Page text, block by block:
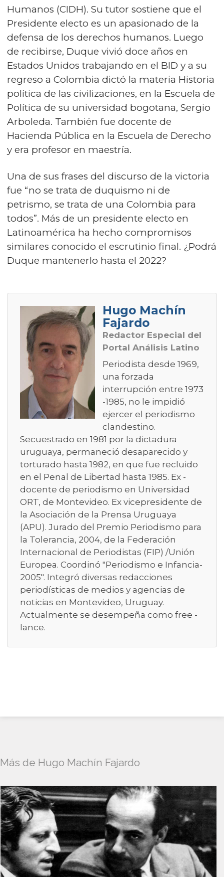
Humanos (CIDH). Su tutor sostiene que el
Presidente electo es un apasionado de la
defensa de los derechos humanos. Luego
de recibirse, Duque vivió doce años en
Estados Unidos trabajando en el BID y a su
regreso a Colombia dictó la materia Historia
política de las civilizaciones, en la Escuela de
Política de su universidad bogotana, Sergio
Arboleda. También fue docente de
Hacienda Pública en la Escuela de Derecho
y era profesor en maestría.
Una de sus frases del discurso de la victoria
fue “no se trata de duquismo ni de
petrismo, se trata de una Colombia para
todos”. Más de un presidente electo en
Latinoamérica ha hecho compromisos
similares conocido el escrutinio final. ¿Podrá
Duque mantenerlo hasta el 2022?
Hugo Machín
Fajardo
Redactor Especial del
Portal Análisis Latino
Periodista desde 1969,
una forzada
interrupción entre 1973
-1985, no le impidió
ejercer el periodismo
clandestino.
Secuestrado en 1981 por la dictadura
uruguaya, permaneció desaparecido y
torturado hasta 1982, en que fue recluido
en el Penal de Libertad hasta 1985. Ex -
docente de periodismo en Universidad
ORT, de Montevideo. Ex vicepresidente de
la Asociación de la Prensa Uruguaya
(APU). Jurado del Premio Periodismo para
la Tolerancia, 2004, de la Federación
Internacional de Periodistas (FIP) /Unión
Europea. Coordinó "Periodismo e Infancia-
2005". Integró diversas redacciones
periodísticas de medios y agencias de
noticias en Montevideo, Uruguay.
Actualmente se desempeña como free -
lance.
Más de Hugo Machín Fajardo